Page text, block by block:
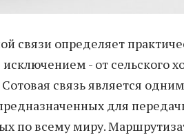
связи определяет
- от сельского
связь является
для
по всему миру.